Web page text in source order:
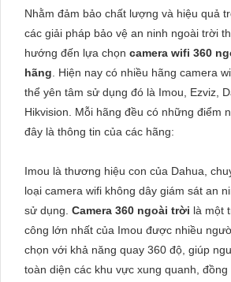
Nhằm đảm bảo chất lượng và hiệu quả
các giải pháp bảo vệ an ninh ngoài trời
hướng đến lựa chọn camera wifi 360
hãng. Hiện nay có nhiều hãng camera
thể yên tâm sử dụng đó là Imou, Ezviz,
Hikvision. Mỗi hãng đều có những điểm
đây là thông tin của các hãng:
Imou là thương hiệu con của Dahua,
loại camera wifi không dây giám sát an
sử dụng. Camera 360 ngoài trời là một
công lớn nhất của Imou được nhiều
chọn với khả năng quay 360 độ, giúp
toàn diện các khu vực xung quanh,